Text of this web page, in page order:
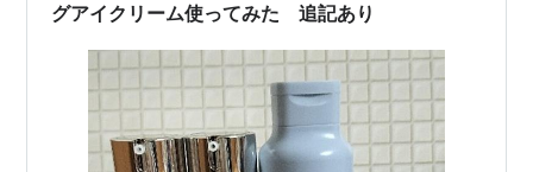
グアイクリーム使ってみた 追記あり